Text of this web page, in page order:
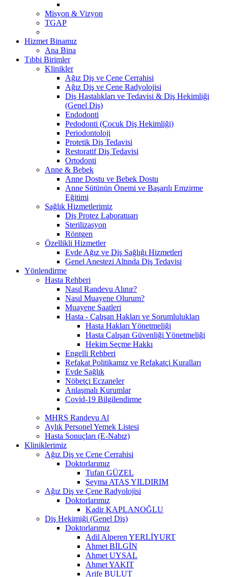
Misyon & Vizyon
TGAP
Hizmet Binamız
Ana Bina
Tıbbi Birimler
Klinikler
Ağız Diş ve Çene Cerrahisi
Ağız Diş ve Çene Radyolojisi
Diş Hastalıkları ve Tedavisi & Diş Hekimliği
(Genel Diş)
Endodonti
Pedodonti (Çocuk Diş Hekimliği)
Periodontoloji
Protetik Diş Tedavisi
Restoratif Diş Tedavisi
Ortodonti
Anne & Bebek
Anne Dostu ve Bebek Dostu
Anne Sütünün Önemi ve Başarılı Emzirme
Eğitimi
Sağlık Hizmetlerimiz
Diş Protez Laboratuarı
Sterilizasyon
Röntgen
Özellikli Hizmetler
Evde Ağız ve Diş Sağlığı Hizmetleri
Genel Anestezi Altında Diş Tedavisi
Yönlendirme
Hasta Rehberi
Nasıl Randevu Alınır?
Nasıl Muayene Olurum?
Muayene Saatleri
Hasta - Çalışan Hakları ve Sorumlulukları
Hasta Hakları Yönetmeliği
Hasta Çalışan Güvenliği Yönetmeliği
Hekim Seçme Hakkı
Engelli Rehberi
Refakat Politikamız ve Refakatçi Kuralları
Evde Sağlık
Nöbetçi Eczaneler
Anlaşmalı Kurumlar
Covid-19 Bilgilendirme
MHRS Randevu Al
Aylık Personel Yemek Listesi
Hasta Sonuçları (E-Nabız)
Kliniklerimiz
Ağız Diş ve Çene Cerrahisi
Doktorlarımız
Tufan GÜZEL
Şeyma ATAŞ YILDIRIM
Ağız Diş ve Çene Radyolojisi
Doktorlarımız
Kadir KAPLANOĞLU
Diş Hekimiği (Genel Diş)
Doktorlarımız
Adil Alperen YERLİYURT
Ahmet BİLGİN
Ahmet UYSAL
Ahmet YAKIT
Arife BULUT